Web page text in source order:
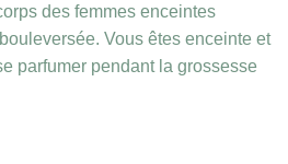
des femmes enceintes
Vous êtes enceinte et
parfumer pendant la grossesse